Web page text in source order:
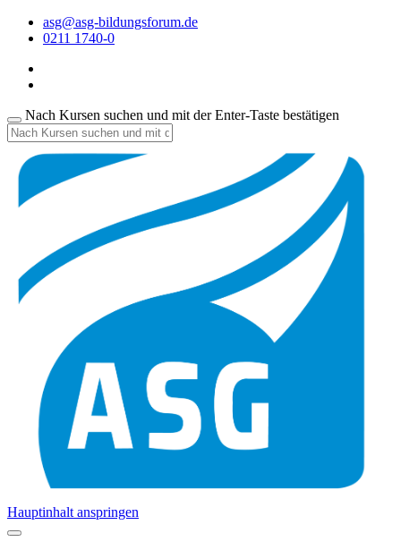
asg@asg-bildungsforum.de
0211 1740-0
Nach Kursen suchen und mit der Enter-Taste bestätigen
Hauptinhalt anspringen